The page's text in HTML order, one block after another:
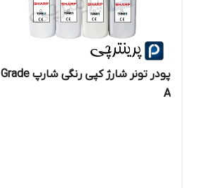
پودر تونر شارژ کپی رنگی شارپ Grade
A